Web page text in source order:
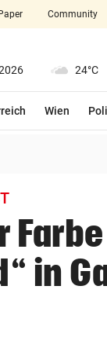
closeSchließen
arrow_right
Community
24°C
Wien
in